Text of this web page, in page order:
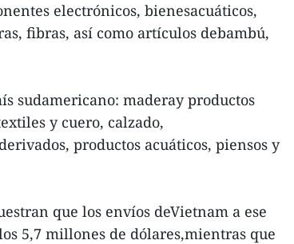
electrónicos, bienesacuáticos,
fibras, así como artículos debambú,
sudamericano: maderay productos
y cuero, calzado,
productos acuáticos, piensos y
que los envíos deVietnam a ese
5,7 millones de dólares,mientras que